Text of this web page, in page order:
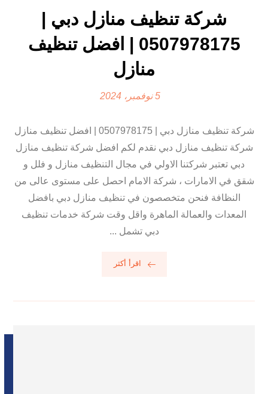
شركة تنظيف منازل دبي |
0507978175 | افضل تنظيف
منازل
5 نوفمبر، 2024
شركة تنظيف منازل دبي | 0507978175 | افضل تنظيف منازل
شركة تنظيف منازل دبي نقدم لكم افضل شركة تنظيف منازل
دبي تعتبر شركتنا الاولي في مجال التنظيف منازل و فلل و
شقق في الامارات ، شركة الامام احصل على مستوى عالى من
النظافة فنحن متخصصون في تنظيف منازل دبي بافضل
المعدات والعمالة الماهرة واقل وقت شركة خدمات تنظيف
دبي تشمل ...
اقرأ أكثر